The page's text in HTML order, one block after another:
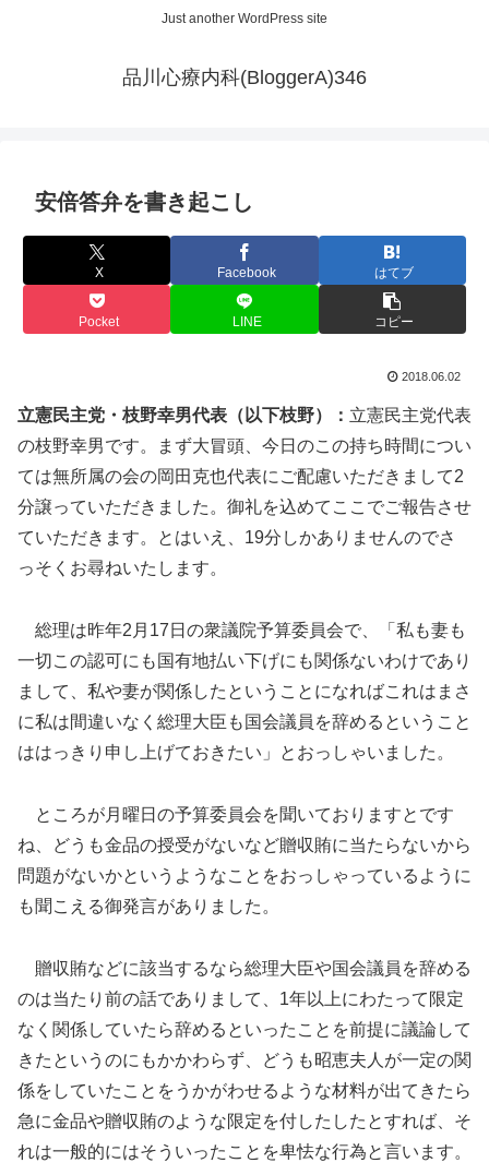
Just another WordPress site
品川心療内科(BloggerA)346
安倍答弁を書き起こし
X Facebook はてブ
Pocket LINE コピー
2018.06.02
立憲民主党・枝野幸男代表（以下枝野）： 立憲民主党代表
の枝野幸男です。まず大冒頭、今日のこの持ち時間につい
ては無所属の会の岡田克也代表にご配慮いただきまして2
分譲っていただきました。御礼を込めてここでご報告させ
ていただきます。とはいえ、19分しかありませんのでさ
っそくお尋ねいたします。
総理は昨年2月17日の衆議院予算委員会で、「私も妻も
一切この認可にも国有地払い下げにも関係ないわけであり
まして、私や妻が関係したということになればこれはまさ
に私は間違いなく総理大臣も国会議員を辞めるということ
ははっきり申し上げておきたい」とおっしゃいました。
ところが月曜日の予算委員会を聞いておりますとです
ね、どうも金品の授受がないなど贈収賄に当たらないから
問題がないかというようなことをおっしゃっているように
も聞こえる御発言がありました。
贈収賄などに該当するなら総理大臣や国会議員を辞める
のは当たり前の話でありまして、1年以上にわたって限定
なく関係していたら辞めるといったことを前提に議論して
きたというのにもかかわらず、どうも昭恵夫人が一定の関
係をしていたことをうかがわせるような材料が出てきたら
急に金品や贈収賄のような限定を付したしたとすれば、そ
れは一般的にはそういったことを卑怯な行為と言います。